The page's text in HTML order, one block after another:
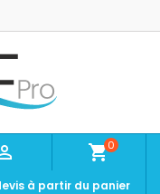
shopping_cart0
à partir du panier